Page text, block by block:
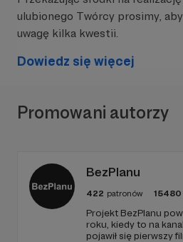
ulubionego Twórcy prosimy,
uwagę kilka kwestii.
Dowiedz się więcej
Promowani autorzy
BezPlanu
422 patronów 15480
Projekt BezPlanu
roku, kiedy to na
pojawił się pierwszy